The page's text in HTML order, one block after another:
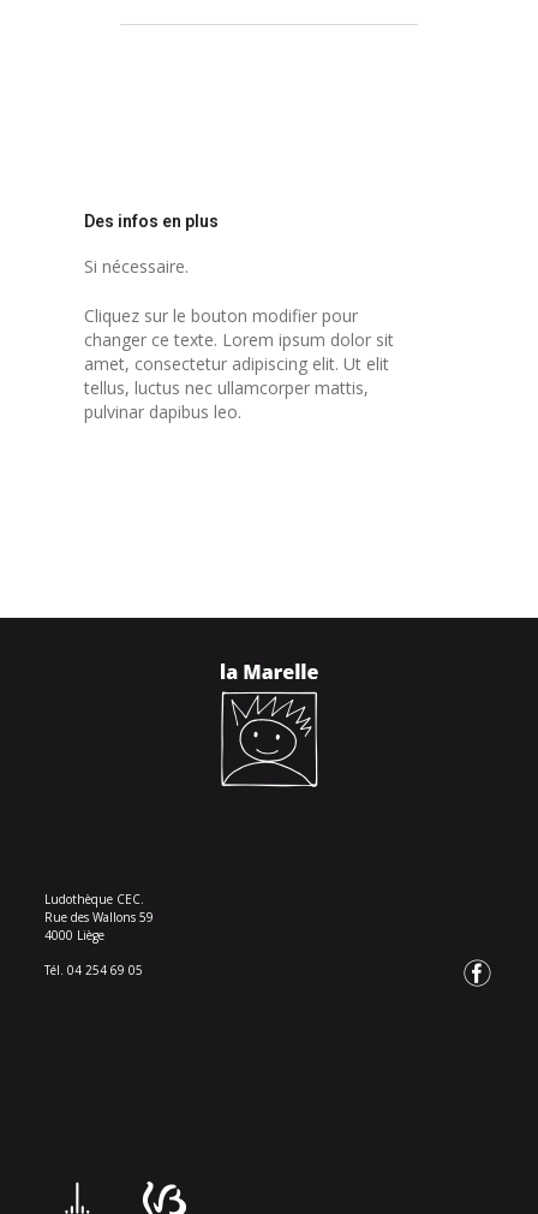
Des infos en plus
Si nécessaire.
Cliquez sur le bouton modifier pour
changer ce texte. Lorem ipsum dolor sit
amet, consectetur adipiscing elit. Ut elit
tellus, luctus nec ullamcorper mattis,
pulvinar dapibus leo.
Ludothèque CEC.
Rue des Wallons 59
4000 Liège
Tél. 04 254 69 05